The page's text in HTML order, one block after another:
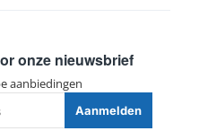
onze nieuwsbrief
aanbiedingen
Aanmelden